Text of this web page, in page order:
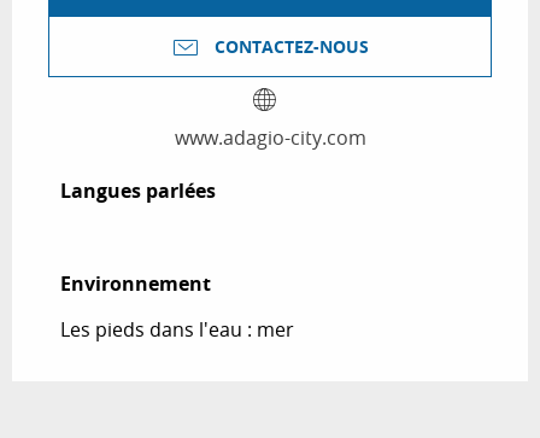
CONTACTEZ-NOUS
www.adagio-city.com
Langues parlées
Langues parlées
Environnement
Environnement
Les pieds dans l'eau : mer